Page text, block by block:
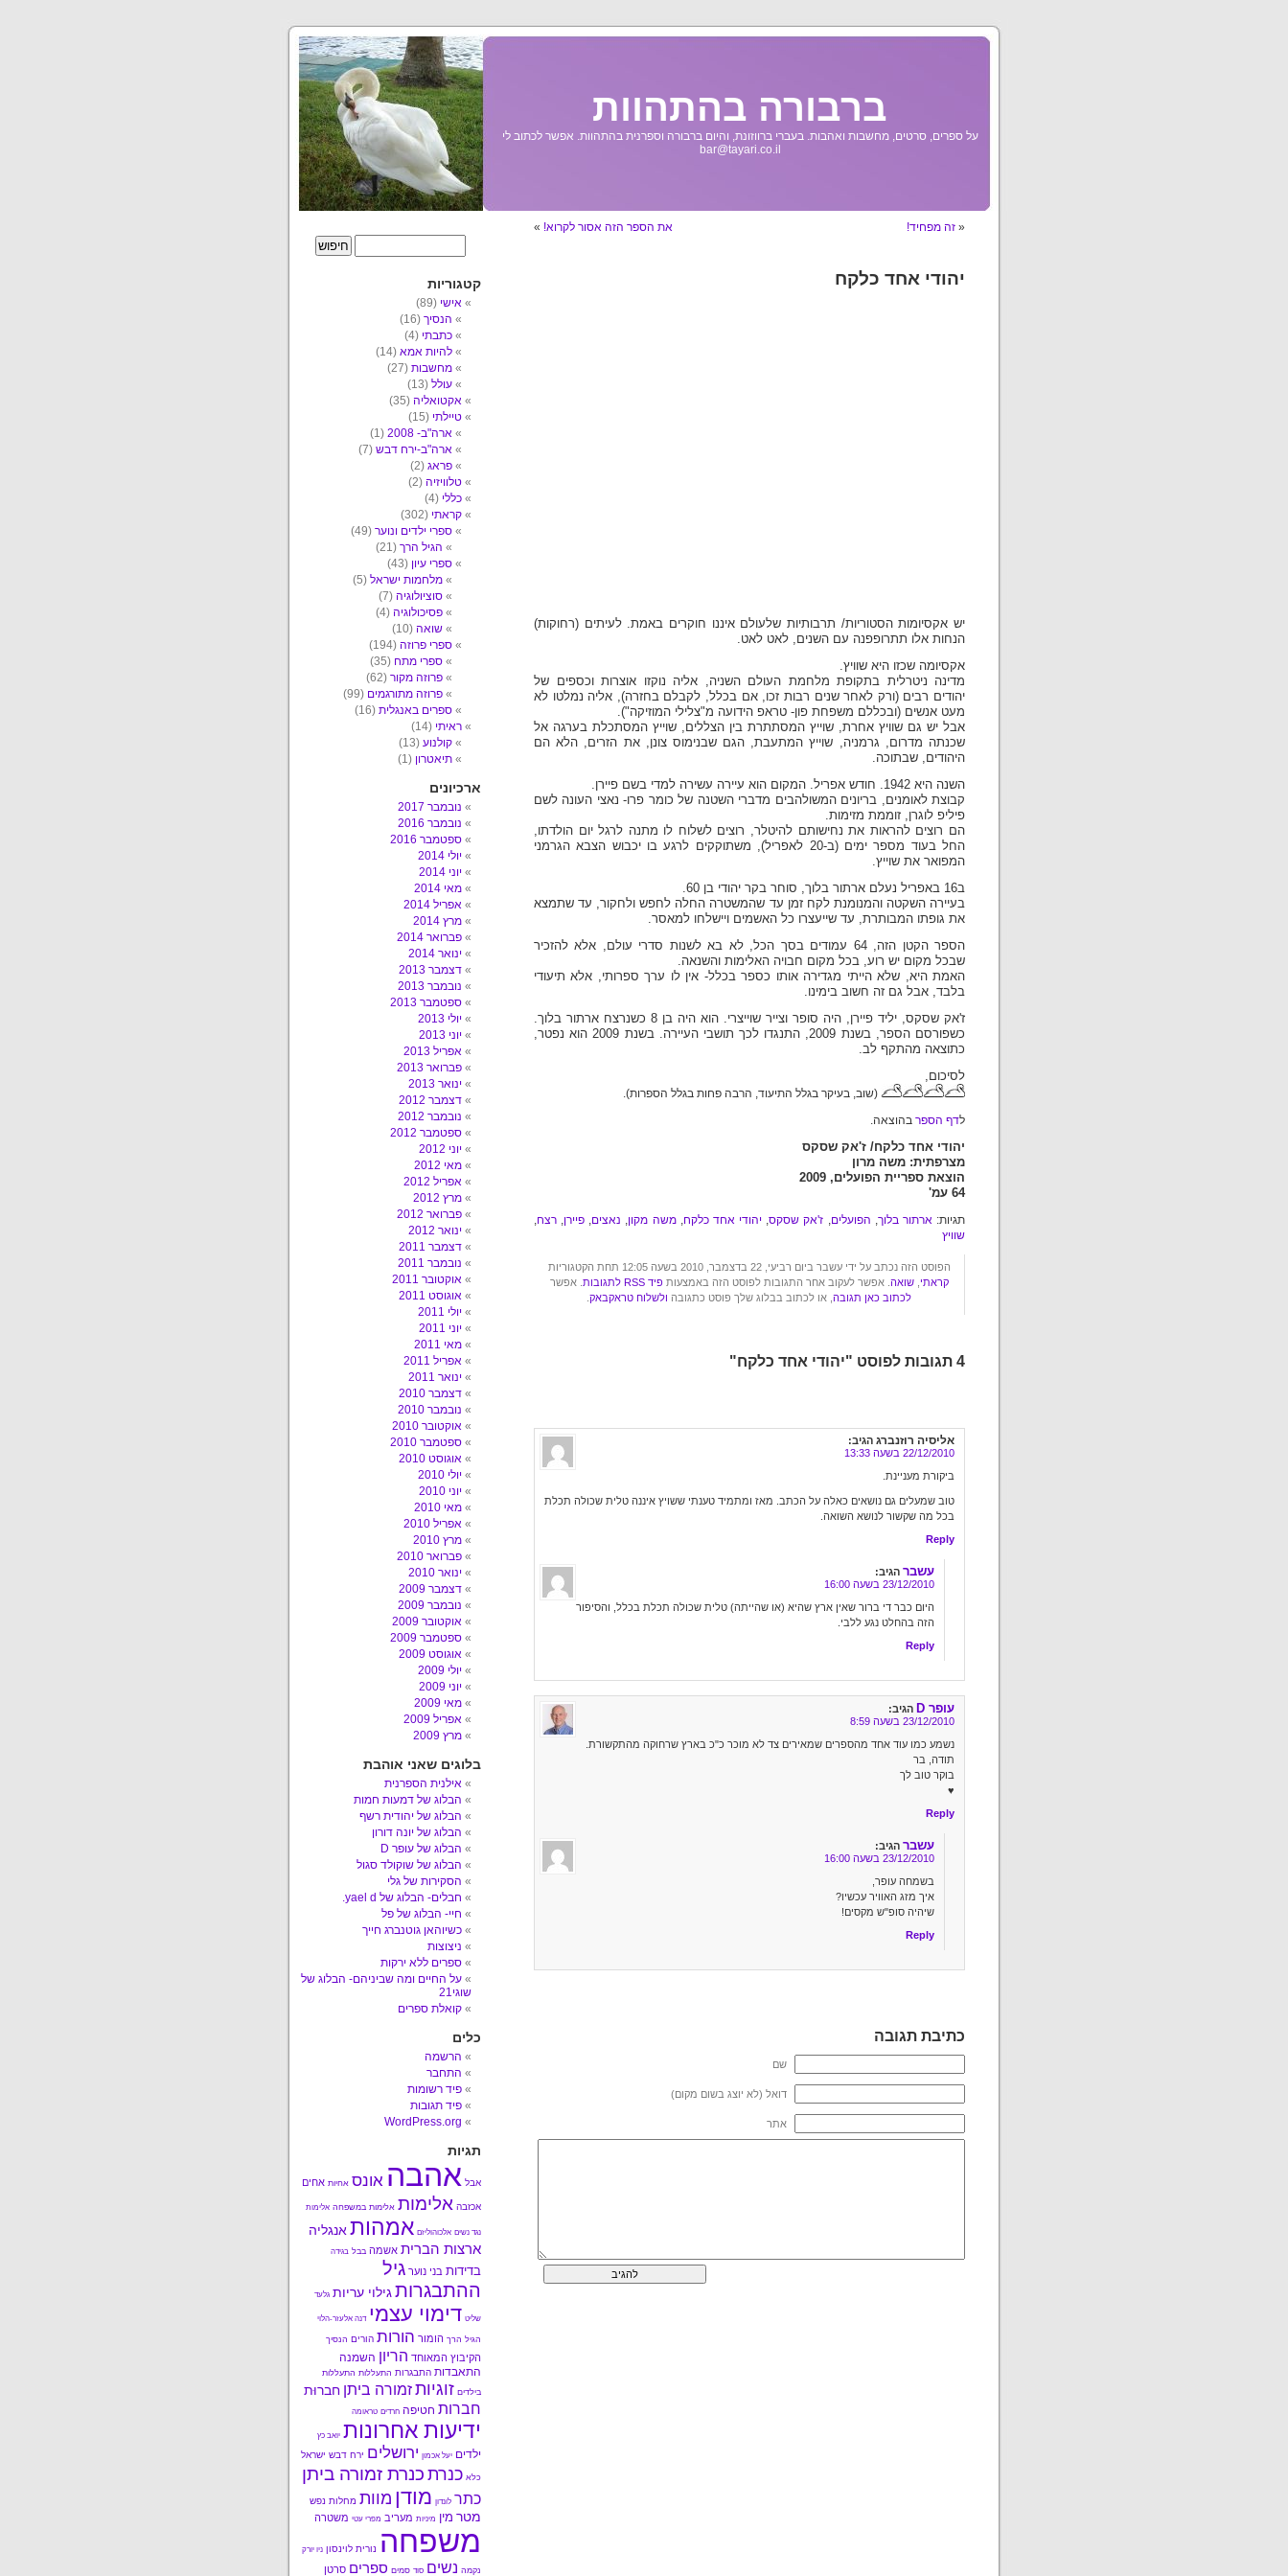
ברבורה בהתהוות
על ספרים, סרטים, מחשבות ואהבות. בעברי ברווזונת, והיום ברבורה וספרנית בהתהוות. אפשר לכתוב לי
bar@tayari.co.il
« זה מפחיד! את הספר הזה אסור לקרוא! »
יהודי אחד כלקח
יש אקסיומות הסטוריות/ תרבותיות שלעולם איננו חוקרים באמת. לעיתים (רחוקות)
הנחות אלו תתרופפנה עם השנים, לאט לאט.
אקסיומה שכזו היא שוויץ.
מדינה ניטרלית בתקופת מלחמת העולם השניה, אליה נוקזו אוצרות וכספים של
יהודים רבים (ורק לאחר שנים רבות זכו, אם בכלל, לקבלם בחזרה), אליה נמלטו לא
מעט אנשים (ובכללם משפחת פון- טראפ הידועה מ"צלילי המוזיקה").
אבל יש גם שוויץ אחרת, שוייץ המסתתרת בין הצללים, שוייץ המסתכלת בערגה אל
שכנתה מדרום, גרמניה, שוייץ המתעבת, הגם שבנימוס צונן, את הזרים, הלא הם
היהודים, שבתוכה.
השנה היא 1942. חודש אפריל. המקום הוא עיירה עשירה למדי בשם פיירן.
קבוצת לאומנים, בריונים המשולהבים מדברי השטנה של כומר פרו- נאצי העונה לשם
פיליפ לוגרן, זוממת מזימות.
הם רוצים להראות את נחישותם להיטלר, רוצים לשלוח לו מתנה לרגל יום הולדתו,
החל בעוד מספר ימים (ב-20 לאפריל), משתוקקים לרגע בו יכבוש הצבא הגרמני
המפואר את שוייץ.
ב16 באפריל נעלם ארתור בלוך, סוחר בקר יהודי בן 60.
בעיירה השקטה והמנומנת לקח זמן עד שהמשטרה החלה לחפש ולחקור, עד שתמצא
את גופתו המבותרת, עד שייעצרו כל האשמים ויישלחו למאסר.
הספר הקטן הזה, 64 עמודים בסך הכל, לא בא לשנות סדרי עולם, אלא להזכיר
שבכל מקום יש רוע, בכל מקום חבויה האלימות והשנאה.
האמת היא, שלא הייתי מגדירה אותו כספר בכלל- אין לו ערך ספרותי, אלא תיעודי
בלבד, אבל גם זה חשוב בימינו.
ז'אק שסקס, יליד פיירן, היה סופר וצייר שוייצרי. הוא היה בן 8 כשנרצח ארתור בלוך.
כשפורסם הספר, בשנת 2009, התנגדו לכך תושבי העיירה. בשנת 2009 הוא נפטר,
כתוצאה מהתקף לב.
לסיכום,
(שוב, בעיקר בגלל התיעוד, הרבה פחות בגלל הספרות).
לדף הספר בהוצאה.
יהודי אחד כלקח/ ז'אק שסקס
מצרפתית: משה מרון
הוצאת ספריית הפועלים, 2009
64 עמ'
תגיות:ארתור בלוך, הפועלים, ז'אק שסקס, יהודי אחד כלקח,משה מקון, נאצים, פיירן, רצח,
שוויץ
הפוסט הזה נכתב על ידי עשבר ביום רביעי, 22 בדצמבר, 2010 בשעה 12:05 תחת הקטגוריות
קראתי ,שואה . אפשר לעקוב אחר התגובות לפוסט הזה באמצעותפיד RSS לתגובות
. אפשר
לכתוב כאן תגובה , או לכתוב בבלוג שלך פוסט כתגובה ולשלוח טראקבאק
4 תגובות לפוסט "יהודי אחד כלקח"
אליסיה רוזנברג הגיב:
22/12/2010 בשעה 13:33
ביקורת מעניינת.
טוב שמעלים גם נושאים כאלה על הכתב. מאז ומתמיד טענתי ששויץ איננה טלית שכולה תכלת
בכל מה שקשור לנושא השואה.
Reply
עשבר הגיב:
23/12/2010 בשעה 16:00
היום כבר די ברור שאין ארץ שהיא (או שהייתה) טלית שכולה תכלת בכלל, והסיפור
הזה בהחלט נגע ללבי.
Reply
עופר D
הגיב:
23/12/2010 בשעה 8:59
נשמע כמו עוד אחד מהספרים שמאירים צד לא מוכר כ"כ בארץ שרחוקה מהתקשורת.
תודה, בר
בוקר טוב לך
♥
Reply
עשבר הגיב:
23/12/2010 בשעה 16:00
בשמחה עופר,
איך מזג האוויר עכשיו?
שיהיה סופ"ש מקסים!
Reply
כתיבת תגובה
שם
דואל (לא יוצג בשום מקום)
אתר
קטגוריות
אישי (89)
הנסיך (16)
כתבתי (4)
להיות אמא (14)
מחשבות (27)
עולל (13)
אקטואליה (35)
טיילתי (15)
ארה"ב- 2008
(1)
ארה"ב-ירח דבש (7)
פראג (2)
טלוויזיה (2)
כללי (4)
קראתי (302)
ספרי ילדים ונוער (49)
הגיל הרך (21)
ספרי עיון (43)
מלחמות ישראל (5)
סוציולוגיה (7)
פסיכולוגיה (4)
שואה (10)
ספרי פרוזה (194)
ספרי מתח (35)
פרוזה מקור (62)
פרוזה מתורגמים (99)
ספרים באנגלית (16)
ראיתי (14)
קולנוע (13)
תיאטרון (1)
ארכיונים
נובמבר 2017
נובמבר 2016
ספטמבר 2016
יולי 2014
יוני 2014
מאי 2014
אפריל 2014
מרץ 2014
פברואר 2014
ינואר 2014
דצמבר 2013
נובמבר 2013
ספטמבר 2013
יולי 2013
יוני 2013
אפריל 2013
פברואר 2013
ינואר 2013
דצמבר 2012
נובמבר 2012
ספטמבר 2012
יוני 2012
מאי 2012
אפריל 2012
מרץ 2012
פברואר 2012
ינואר 2012
דצמבר 2011
נובמבר 2011
אוקטובר 2011
אוגוסט 2011
יולי 2011
יוני 2011
מאי 2011
אפריל 2011
ינואר 2011
דצמבר 2010
נובמבר 2010
אוקטובר 2010
ספטמבר 2010
אוגוסט 2010
יולי 2010
יוני 2010
מאי 2010
אפריל 2010
מרץ 2010
פברואר 2010
ינואר 2010
דצמבר 2009
נובמבר 2009
אוקטובר 2009
ספטמבר 2009
אוגוסט 2009
יולי 2009
יוני 2009
מאי 2009
אפריל 2009
מרץ 2009
בלוגים שאני אוהבת
אילנית הספרנית
הבלוג של דמעות חמות
הבלוג של יהודית רשף
הבלוג של יונה דורון
הבלוג של עופר D
הבלוג של שוקולד סגול
הסקירות של גלי
חבלים- הבלוג של yael d.
חיי- הבלוג של פל
כשיוהאן גוטנברג חייך
ניצוצות
ספרים ללא ירקות
על החיים ומה שביניהם- הבלוג של
שוגי21
קואלת ספרים
כלים
הרשמה
התחבר
פיד רשומות
פיד תגובות
WordPress.org
תגיות
אבל אהבה אונס אחיות אחים
אכזבה אלימות אלימות במשפחה אלימות
נגד נשים אלכוהוליזם אמהותאנגליה
ארצות הברית אשמה בבל בגידה
בדידות בני נוער גיל
ההתבגרות גילוי עריות גלעד
שליט דימוי עצמי דנה אלעזר-הלוי
הגיל הרך הומור הורות הורים הנסיך
הקיבוץ המאוחד הריון השמנה
התאבדות התבגרות התעללות התעללות
בילדים זוגיותזמורה ביתן חברוּת
חברות חטיפה חרדים טראומה
ידיעות אחרונות יואב כץ
ילדים יעל אכמון ירושלים ירח דבש ישראל
כלא כנרת כנרת זמורה ביתן
כתר לונדון מודן מוות מחלות נפש
מטר מין מיניות מעריב מפרי עטי משטרה
משפחה נורית לוינסון ניו יורק
נקמה נשים סוד סמים ספרים סרטן